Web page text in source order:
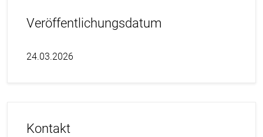
Veröffentlichungsdatum
24.03.2026
Kontakt